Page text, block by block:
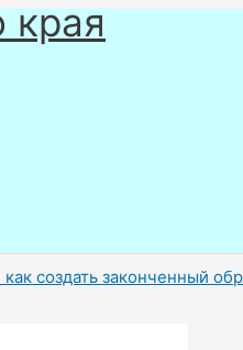
края
создать законченный